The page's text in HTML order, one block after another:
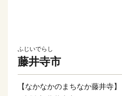
ふじいでらし
藤井寺市
【なかなかのまちなか藤井寺】